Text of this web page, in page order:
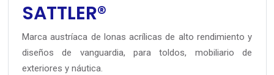
SATTLER®
Marca austríaca de lonas acrílicas de alto rendimiento y
diseños de vanguardia, para toldos, mobiliario de
exteriores y náutica.